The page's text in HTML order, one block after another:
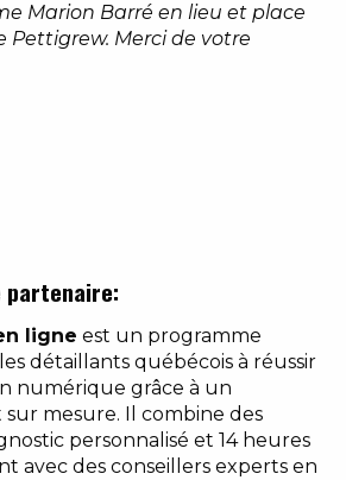
Marion Barré en lieu et place
Pettigrew. Merci de votre
partenaire:
ligne est un programme
détaillants québécois à réussir
numérique grâce à un
mesure. Il combine des
personnalisé et 14 heures
avec des conseillers experts en